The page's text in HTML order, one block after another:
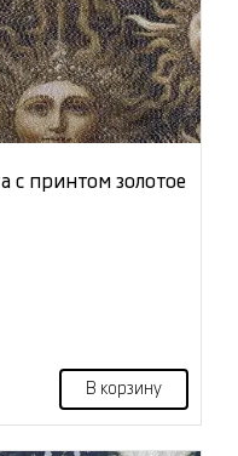
с принтом золотое
В корзину